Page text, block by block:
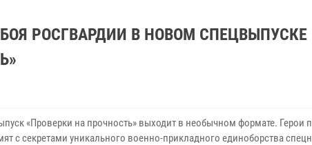
РОСГВАРДИИ В НОВОМ СПЕЦВЫПУСКЕ
«Проверки на прочность» выходит в необычном формате. Герои
с секретами уникального военно-прикладного единоборства